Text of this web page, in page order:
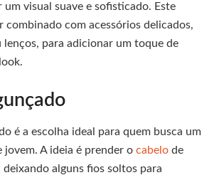
um visual suave e sofisticado. Este
combinado com acessórios delicados,
lenços, para adicionar um toque de
é a escolha ideal para quem busca um
jovem. A ideia é prender o cabelo de
alguns fios soltos para